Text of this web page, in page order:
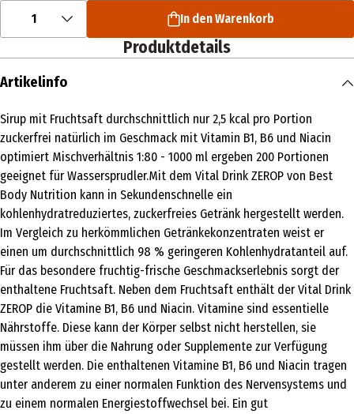
1 In den Warenkorb
Produktdetails
Artikelinfo
Sirup mit Fruchtsaft durchschnittlich nur 2,5 kcal pro Portion
zuckerfrei natürlich im Geschmack mit Vitamin B1, B6 und Niacin
optimiert Mischverhältnis 1:80 - 1000 ml ergeben 200 Portionen
geeignet für Wassersprudler.Mit dem Vital Drink ZEROP von Best
Body Nutrition kann in Sekundenschnelle ein
kohlenhydratreduziertes, zuckerfreies Getränk hergestellt werden.
Im Vergleich zu herkömmlichen Getränkekonzentraten weist er
einen um durchschnittlich 98 % geringeren Kohlenhydratanteil auf.
Für das besondere fruchtig-frische Geschmackserlebnis sorgt der
enthaltene Fruchtsaft. Neben dem Fruchtsaft enthält der Vital Drink
ZEROP die Vitamine B1, B6 und Niacin. Vitamine sind essentielle
Nährstoffe. Diese kann der Körper selbst nicht herstellen, sie
müssen ihm über die Nahrung oder Supplemente zur Verfügung
gestellt werden. Die enthaltenen Vitamine B1, B6 und Niacin tragen
unter anderem zu einer normalen Funktion des Nervensystems und
zu einem normalen Energiestoffwechsel bei. Ein gut